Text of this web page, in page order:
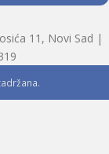
11, Novi Sad |